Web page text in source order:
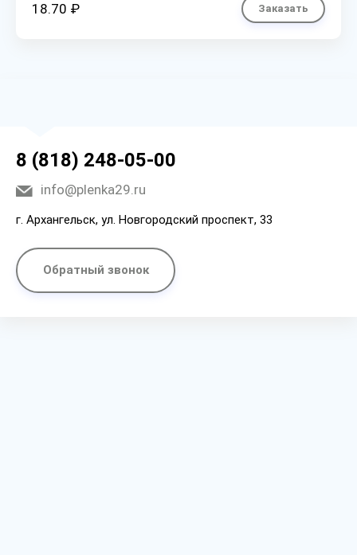
18.70 ₽ Заказать
8 (818) 248-05-00
info@plenka29.ru
г. Архангельск, ул. Новгородский проспект, 33
Обратный звонок